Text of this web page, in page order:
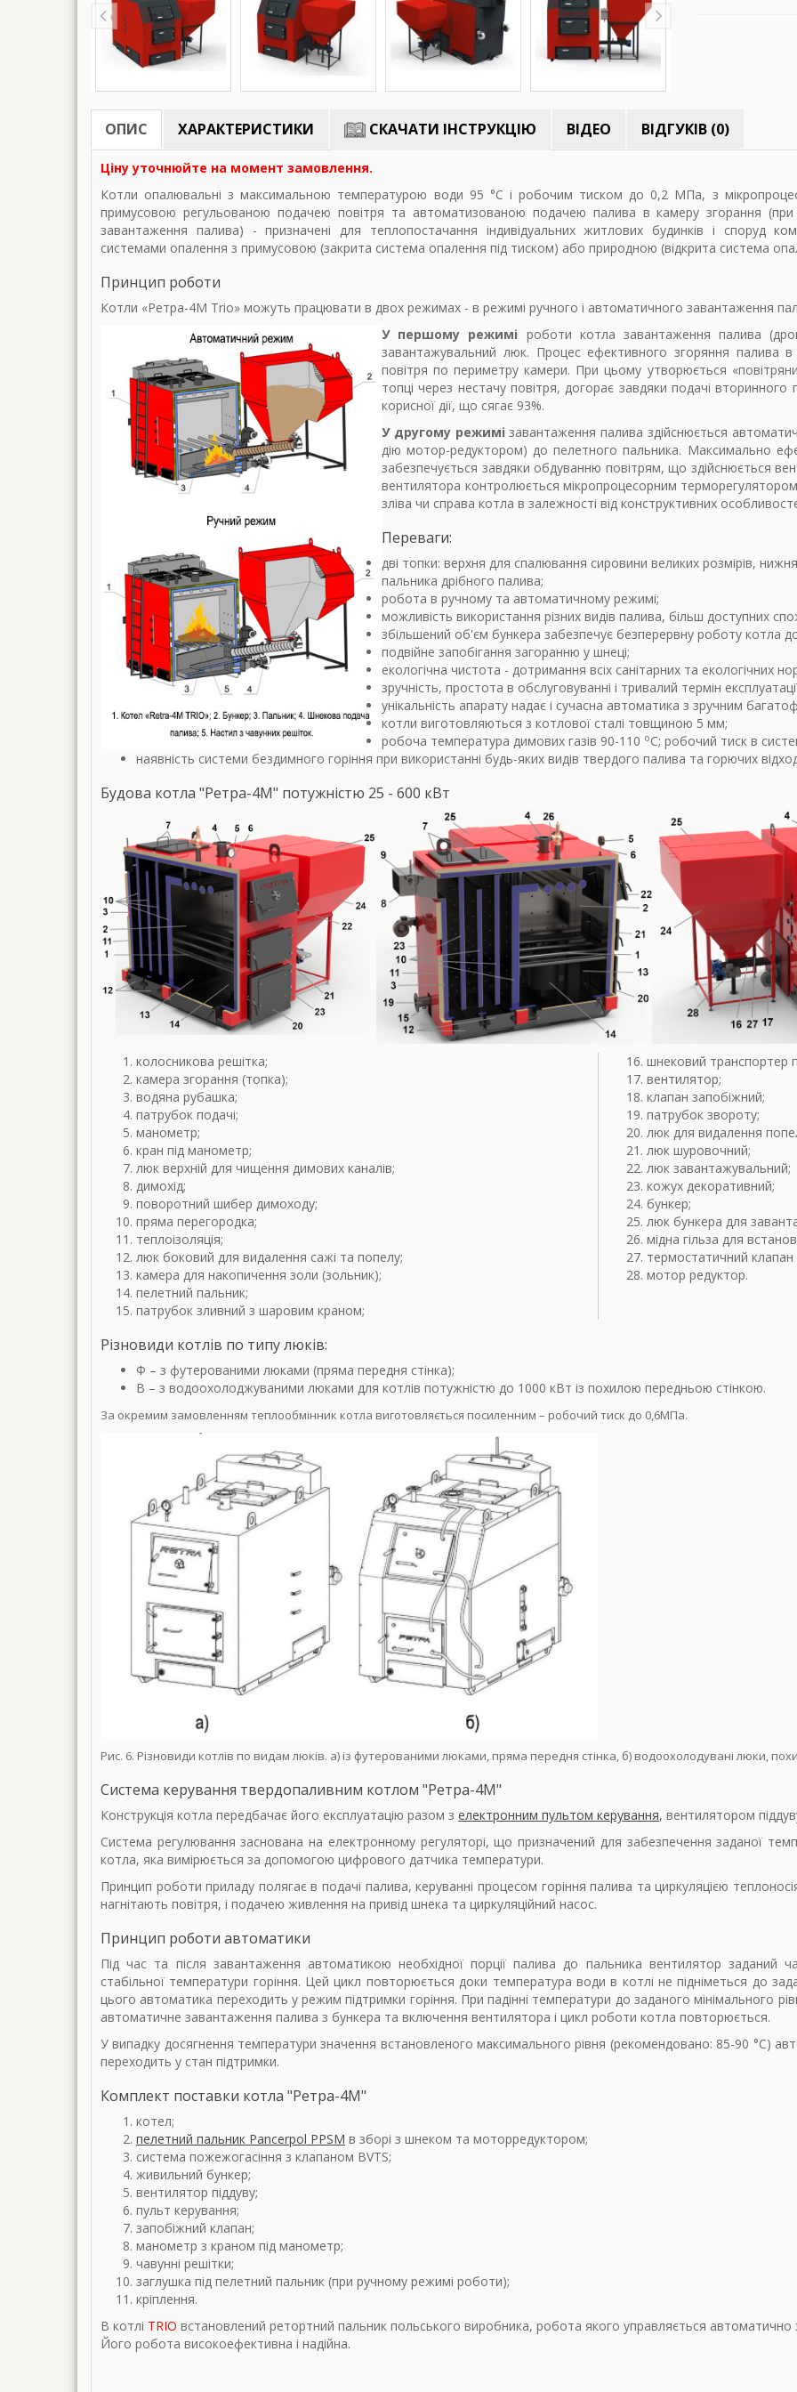
ОПИС ХАРАКТЕРИСТИКИ СКАЧАТИ ІНСТРУКЦІЮ ВІДЕО ВІДГУКІВ (0)
Ціну уточнюйте на момент замовлення.
Котли опалювальні з максимальною температурою води 95 °С і робочим тиском до 0,2 МПа, з
примусовою регульованою подачею повітря та автоматизованою подачею палива в камеру згорання (при
завантаження палива) - призначені для теплопостачання індивідуальних житлових будинків і споруд
системами опалення з примусовою (закрита система опалення під тиском) або природною (відкрита система
Принцип роботи
Котли «Ретра-4М Trio» можуть працювати в двох режимах - в режимі ручного і автоматичного завантаження
У першому режимі роботи котла завантаження палива
завантажувальний люк. Процес ефективного згоряння палива в
повітря по периметру камери. При цьому утворюється
топці через нестачу повітря, догорає завдяки подачі
корисної дії, що сягає 93%.
У другому режимі завантаження палива здійснюється
дію мотор-редуктором) до пелетного пальника. Максимально
забезпечується завдяки обдуванню повітрям, що здійснюється
вентилятора контролюється мікропроцесорним
зліва чи справа котла в залежності від конструктивних
Переваги:
дві топки: верхня для спалювання сировини великих розмірів,
пальника дрібного палива;
робота в ручному та автоматичному режимі;
можливість використання різних видів палива, більш доступних
збільшений об'єм бункера забезпечує безперервну роботу котла
подвійне запобігання загоранню у шнеці;
екологічна чистота - дотримання всіх санітарних та екологічних
зручність, простота в обслуговуванні і тривалий термін
унікальність апарату надає і сучасна автоматика з зручним
котли виготовляються з котлової сталі товщиною 5 мм;
робоча температура димових газів 90-110 оС; робочий тиск в
наявність системи бездимного горіння при використанні будь-яких видів твердого палива та горючих
Будова котла "Ретра-4М" потужністю 25 - 600 кВт
колосникова решітка;
камера згорання (топка);
водяна рубашка;
патрубок подачі;
манометр;
кран під манометр;
люк верхній для чищення димових каналів;
димохід;
поворотний шибер димоходу;
пряма перегородка;
теплоізоляція;
люк боковий для видалення сажі та попелу;
камера для накопичення золи (зольник);
пелетний пальник;
патрубок зливний з шаровим краном;
шнековий транспортер
вентилятор;
клапан запобіжний;
патрубок звороту;
люк для видалення
люк шуровочний;
люк завантажувальний;
кожух декоративний;
бункер;
люк бункера для
мідна гільза для
термостатичний клапан
мотор редуктор.
Різновиди котлів по типу люків:
Ф – з футерованими люками (пряма передня стінка);
В – з водоохолоджуваними люками для котлів потужністю до 1000 кВт із похилою передньою стінкою.
За окремим замовленням теплообмінник котла виготовляється посиленним – робочий тиск до 0,6МПа.
Рис. 6. Різновиди котлів по видам люків. а) із футерованими люками, пряма передня стінка, б) водоохолодувані люки,
Система керування твердопаливним котлом "Ретра-4М"
Конструкція котла передбачає його експлуатацію разом з електронним пультом керування, вентилятором
Система регулювання заснована на електронному регуляторі, що призначений для забезпечення заданої
котла, яка вимірюється за допомогою цифрового датчика температури.
Принцип роботи приладу полягає в подачі палива, керуванні процесом горіння палива та циркуляцією
нагнітають повітря, і подачею живлення на привід шнека та циркуляційний насос.
Принцип роботи автоматики
Під час та після завантаження автоматикою необхідної порції палива до пальника вентилятор заданий
стабільної температури горіння. Цей цикл повторюється доки температура води в котлі не підніметься до
цього автоматика переходить у режим підтримки горіння. При падінні температури до заданого мінімального
автоматичне завантаження палива з бункера та включення вентилятора і цикл роботи котла повторюється.
У випадку досягнення температури значення встановленого максимального рівня (рекомендовано: 85-90 °С)
переходить у стан підтримки.
Комплект поставки котла "Ретра-4М"
котел;
пелетний пальник Pancerpol PPSM в зборі з шнеком та моторредуктором;
система пожежогасіння з клапаном BVTS;
живильний бункер;
вентилятор піддуву;
пульт керування;
запобіжний клапан;
манометр з краном під манометр;
чавунні решітки;
заглушка під пелетний пальник (при ручному режимі роботи);
кріплення.
В котлі TRIO встановлений ретортний пальник польського виробника, робота якого управляється
Його робота високоефективна і надійна.